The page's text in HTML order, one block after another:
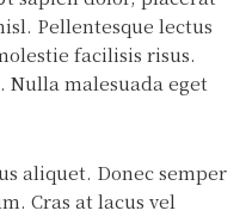
Pellentesque lectus
facilisis risus.
Nulla malesuada eget
aliquet. Donec semper
Cras at lacus vel